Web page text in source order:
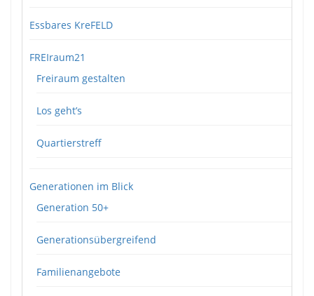
Essbares KreFELD
FREIraum21
Freiraum gestalten
Los geht’s
Quartierstreff
Generationen im Blick
Generation 50+
Generationsübergreifend
Familienangebote